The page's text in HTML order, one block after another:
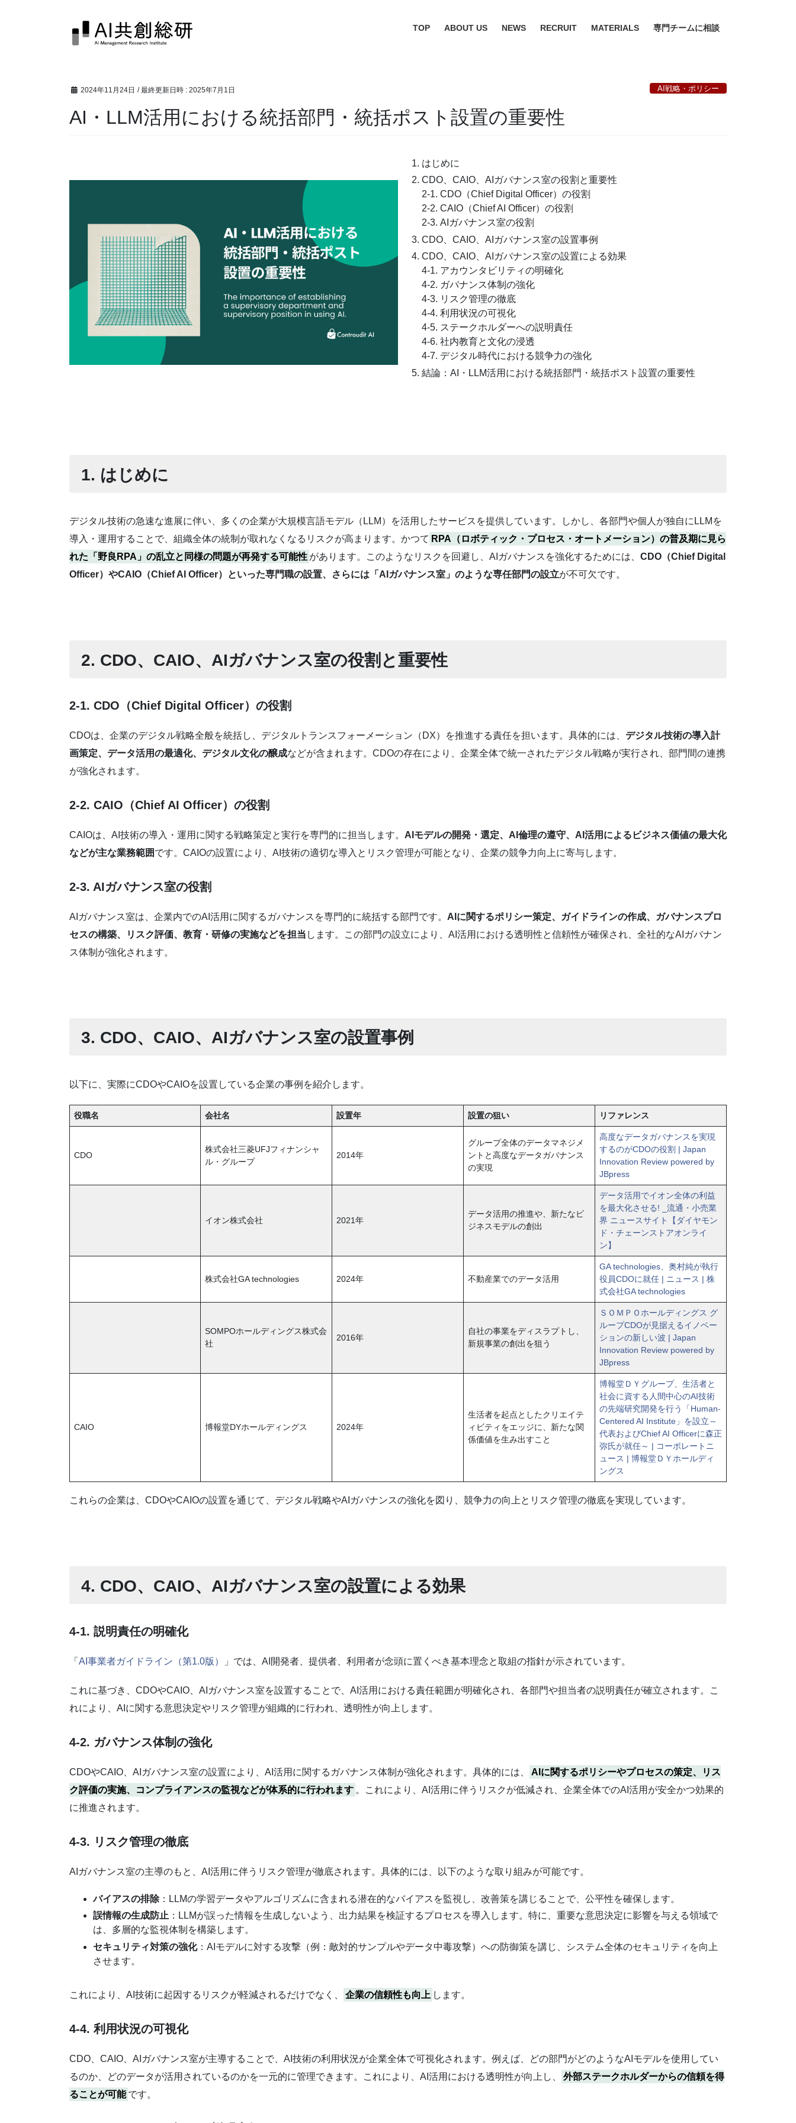
TOP ABOUT US NEWS RECRUIT MATERIALS 専門チームに相談
2024年11月24日 / 最終更新日時 : 2025年7月1日 AI戦略・ポリシー
AI・LLM活用における統括部門・統括ポスト設置の重要性
はじめに
CDO、CAIO、AIガバナンス室の役割と重要性
2-1. CDO（Chief Digital Officer）の役割
2-2. CAIO（Chief AI Officer）の役割
2-3. AIガバナンス室の役割
CDO、CAIO、AIガバナンス室の設置事例
CDO、CAIO、AIガバナンス室の設置による効果
4-1. アカウンタビリティの明確化
4-2. ガバナンス体制の強化
4-3. リスク管理の徹底
4-4. 利用状況の可視化
4-5. ステークホルダーへの説明責任
4-6. 社内教育と文化の浸透
4-7. デジタル時代における競争力の強化
結論：AI・LLM活用における統括部門・統括ポスト設置の重要性
1. はじめに
デジタル技術の急速な進展に伴い、多くの企業が大規模言語モデル（LLM）を活用したサービスを提供しています。しかし、各部門や個人が独自にLLMを
導入・運用することで、組織全体の統制が取れなくなるリスクが高まります。かつて RPA（ロボティック・プロセス・オートメーション）の普及期に見ら
れた「野良RPA」の乱立と同様の問題が再発する可能性 があります。このようなリスクを回避し、AIガバナンスを強化するためには、CDO（Chief Digital
Officer）やCAIO（Chief AI Officer）といった専門職の設置、さらには「AIガバナンス室」のような専任部門の設立が不可欠です。
2. CDO、CAIO、AIガバナンス室の役割と重要性
2-1. CDO（Chief Digital Officer）の役割
CDOは、企業のデジタル戦略全般を統括し、デジタルトランスフォーメーション（DX）を推進する責任を担います。具体的には、 デジタル技術の導入計
画策定、データ活用の最適化、デジタル文化の醸成などが含まれます。CDOの存在により、企業全体で統一されたデジタル戦略が実行され、部門間の連携
が強化されます。
2-2. CAIO（Chief AI Officer）の役割
CAIOは、AI技術の導入・運用に関する戦略策定と実行を専門的に担当します。 AIモデルの開発・選定、AI倫理の遵守、AI活用によるビジネス価値の最大化
などが主な業務範囲です。CAIOの設置により、AI技術の適切な導入とリスク管理が可能となり、企業の競争力向上に寄与します。
2-3. AIガバナンス室の役割
AIガバナンス室は、企業内でのAI活用に関するガバナンスを専門的に統括する部門です。 AIに関するポリシー策定、ガイドラインの作成、ガバナンスプロ
セスの構築、リスク評価、教育・研修の実施などを担当 します。この部門の設立により、AI活用における透明性と信頼性が確保され、全社的なAIガバナン
ス体制が強化されます。
3. CDO、CAIO、AIガバナンス室の設置事例
以下に、実際にCDOやCAIOを設置している企業の事例を紹介します。
役職名 会社名 設置年 設置の狙い リファレンス
CDO
株式会社三菱UFJフィナンシャ
ル・グループ
2014年
グループ全体のデータマネジメ
ントと高度なデータガバナンス
の実現
高度なデータガバナンスを実現
するのがCDOの役割 | Japan
Innovation Review powered by
JBpress
イオン株式会社 2021年
データ活用の推進や、新たなビ
ジネスモデルの創出
データ活用でイオン全体の利益
を最大化させる! _流通・小売業
界 ニュースサイト【ダイヤモン
ド・チェーンストアオンライ
ン】
株式会社GA technologies 2024年 不動産業でのデータ活用
GA technologies、奥村純が執行
役員CDOに就任 | ニュース | 株
式会社GA technologies
SOMPOホールディングス株式会
社
2016年
自社の事業をディスラプトし、
新規事業の創出を狙う
ＳＯＭＰＯホールディングス グ
ループCDOが見据えるイノベー
ションの新しい波 | Japan
Innovation Review powered by
JBpress
CAIO 博報堂DYホールディングス 2024年
生活者を起点としたクリエイテ
ィビティをエッジに、新たな関
係価値を生み出すこと
博報堂ＤＹグループ、生活者と
社会に資する人間中心のAI技術
の先端研究開発を行う「Human-
Centered AI Institute」を設立～
代表およびChief AI Officerに森正
弥氏が就任～ | コーポレートニ
ュース | 博報堂ＤＹホールディ
ングス
これらの企業は、CDOやCAIOの設置を通じて、デジタル戦略やAIガバナンスの強化を図り、競争力の向上とリスク管理の徹底を実現しています。
4. CDO、CAIO、AIガバナンス室の設置による効果
4-1. 説明責任の明確化
「 AI事業者ガイドライン（第1.0版） 」では、AI開発者、提供者、利用者が念頭に置くべき基本理念と取組の指針が示されています。
これに基づき、CDOやCAIO、AIガバナンス室を設置することで、AI活用における責任範囲が明確化され、各部門や担当者の説明責任が確立されます。こ
れにより、AIに関する意思決定やリスク管理が組織的に行われ、透明性が向上します。
4-2. ガバナンス体制の強化
CDOやCAIO、AIガバナンス室の設置により、AI活用に関するガバナンス体制が強化されます。具体的には、
AIに関するポリシーやプロセスの策定、リス
ク評価の実施、コンプライアンスの監視などが体系的に行われます 。これにより、AI活用に伴うリスクが低減され、企業全体でのAI活用が安全かつ効果的
に推進されます。
4-3. リスク管理の徹底
AIガバナンス室の主導のもと、AI活用に伴うリスク管理が徹底されます。具体的には、以下のような取り組みが可能です。
バイアスの排除：LLMの学習データやアルゴリズムに含まれる潜在的なバイアスを監視し、改善策を講じることで、公平性を確保します。
誤情報の生成防止 ：LLMが誤った情報を生成しないよう、出力結果を検証するプロセスを導入します。特に、重要な意思決定に影響を与える領域で
は、多層的な監視体制を構築します。
セキュリティ対策の強化：AIモデルに対する攻撃（例：敵対的サンプルやデータ中毒攻撃）への防御策を講じ、システム全体のセキュリティを向上
させます。
これにより、AI技術に起因するリスクが軽減されるだけでなく、 企業の信頼性も向上 します。
4-4. 利用状況の可視化
CDO、CAIO、AIガバナンス室が主導することで、AI技術の利用状況が企業全体で可視化されます。例えば、どの部門がどのようなAIモデルを使用してい
るのか、どのデータが活用されているのかを一元的に管理できます。これにより、AI活用における透明性が向上し、
外部ステークホルダーからの信頼を得
ることが可能 です。